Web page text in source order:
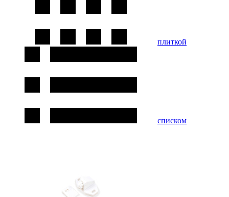
плиткой
списком